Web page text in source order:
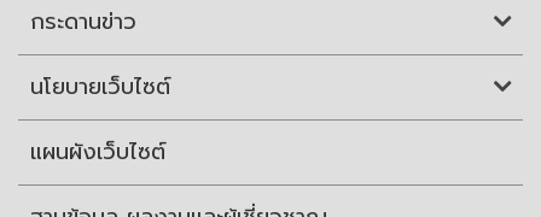
กระดานข่าว
นโยบายเว็บไซต์
แผนผังเว็บไซต์